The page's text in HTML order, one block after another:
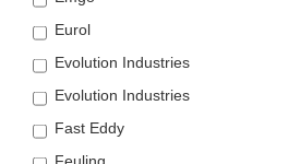
Eurol
Evolution Industries
Evolution Industries
Fast Eddy